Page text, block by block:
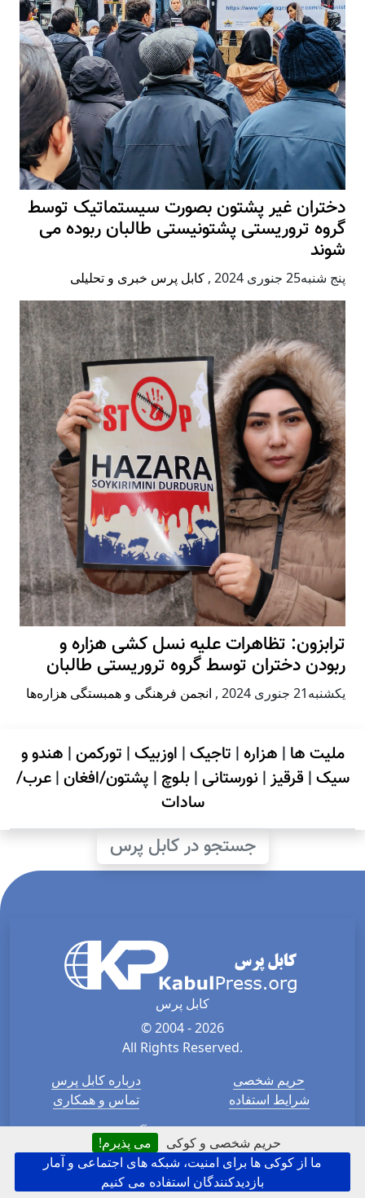
حریم شخصی و کوکی
می پذیرم!
ما از کوکی ها برای امنیت، شبکه های اجتماعی و آمار
بازدیدکنندگان استفاده می کنیم
دختران غیر پشتون بصورت سیستماتیک توسط
گروه تروریستی پشتونیستی طالبان ربوده می
شوند
پنج شنبه25 جنوری 2024 , کابل پرس خبری و تحلیلی
ترابزون: تظاهرات علیه نسل کشی هزاره و
ربودن دختران توسط گروه تروریستی طالبان
يكشنبه21 جنوری 2024 , انجمن فرهنگی و همبستگی هزاره‌ها
ملیت ها | هزاره| تاجیک| اوزبیک| تورکمن| هندو و
سیک| قرقیز| نورستانی| بلوچ | پشتون/افغان|عرب/
سادات
جستجو در کابل پرس
کابل پرس
© 2004 - 2026
All Rights Reserved.
درباره کابل پرس
تماس و همکاری
حریم شخصی
شرایط استفاده
آگهی در کابل پرس
کابل پرس به انگلیسی
ورود
نقشه سایت